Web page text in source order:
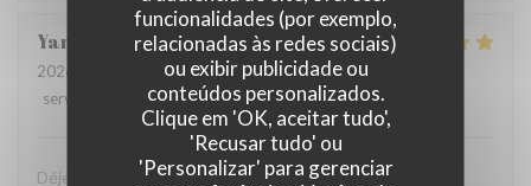
funcionalidades (por exemplo,
relacionadas às redes sociais)
ou exibir publicidade ou
conteúdos personalizados.
Clique em 'OK, aceitar tudo',
'Recusar tudo' ou
'Personalizar' para gerenciar
Yann
2026-07-28
- 12:15 - guests 2
service
ambience:5/5 menu: 5/5 quality_price
Déjeuner très sympa et très bon dans la cour intérieure